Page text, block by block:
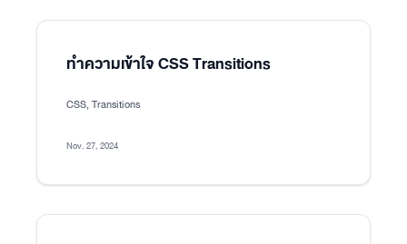
ทำความเข้าใจ CSS Transitions
CSS, Transitions
Nov. 27, 2024